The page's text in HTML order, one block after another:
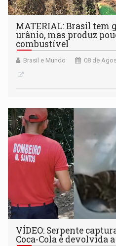
MATERIAL: Brasil tem
urânio, mas produz
combustível
Brasil e Mundo 08 de
VÍDEO: Serpente
Coca-Cola é devolvida